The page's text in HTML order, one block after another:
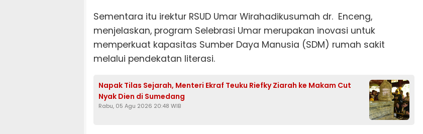
Sementara itu irektur RSUD Umar Wirahadikusumah dr. Enceng,
menjelaskan, program Selebrasi Umar merupakan inovasi untuk
memperkuat kapasitas Sumber Daya Manusia (SDM) rumah sakit
melalui pendekatan literasi.
Napak Tilas Sejarah, Menteri Ekraf Teuku Riefky Ziarah ke Makam Cut
Nyak Dien di Sumedang
Rabu, 05 Agu 2026 20:48 WIB